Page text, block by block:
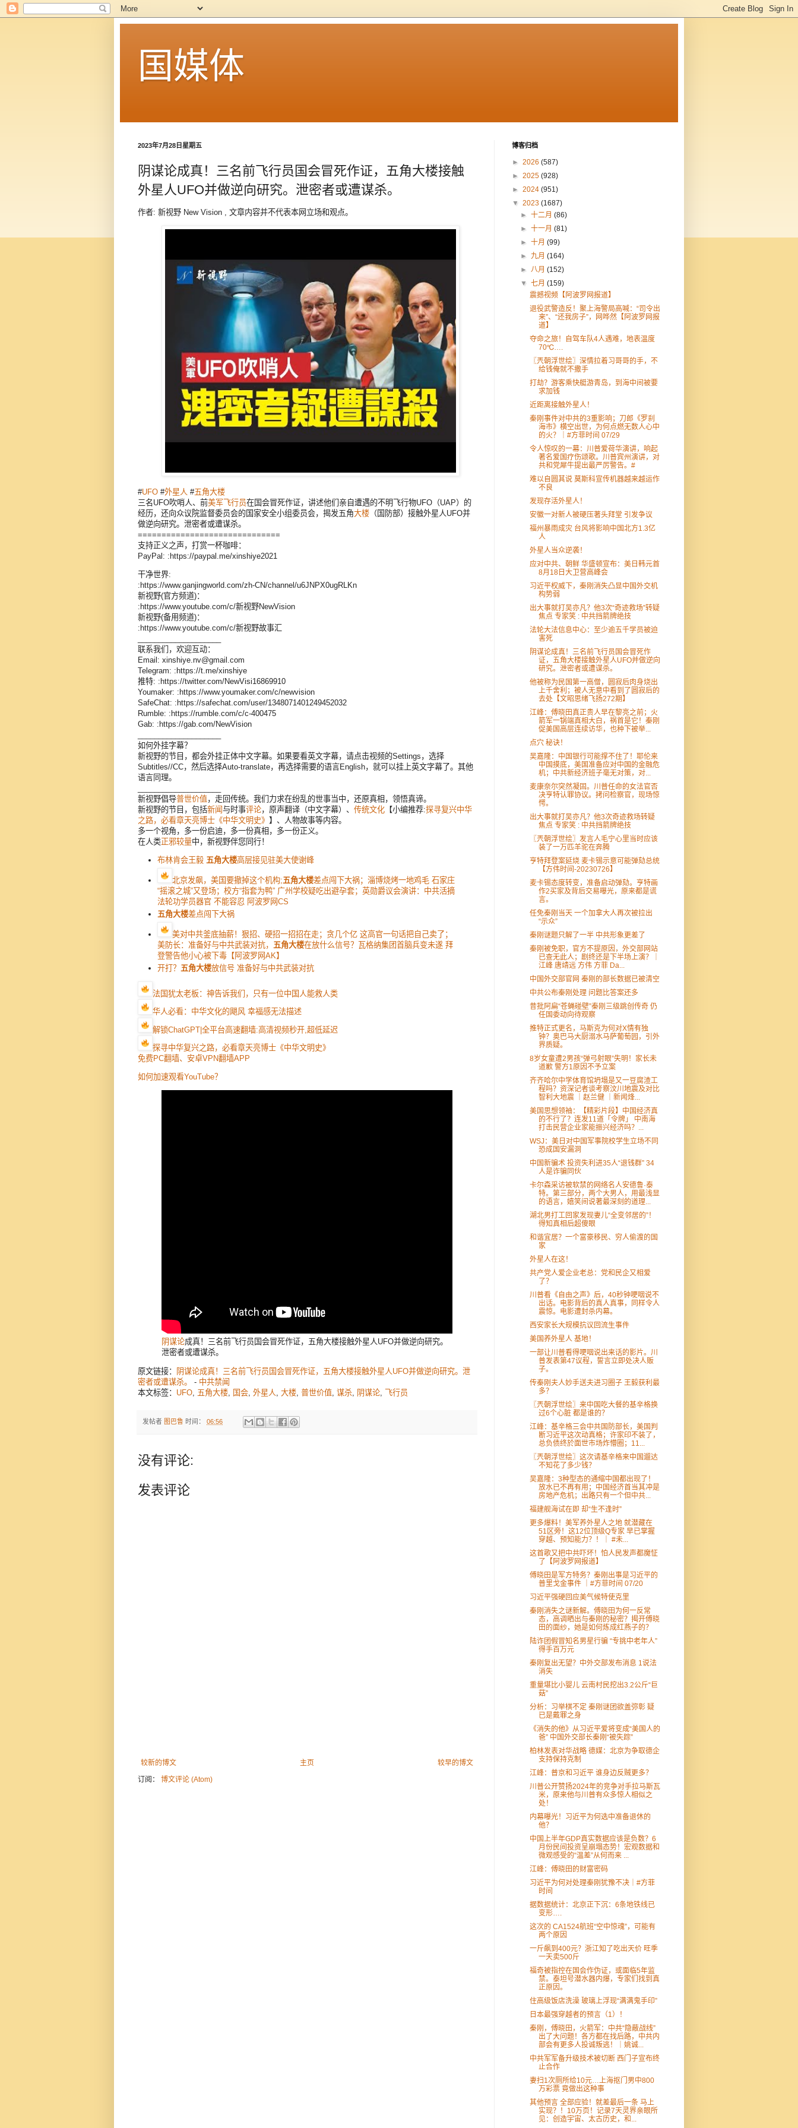
国媒体
2023年7月28日星期五
阴谋论成真！三名前飞行员国会冒死作证，五角大楼接触
外星人UFO并做逆向研究。泄密者或遭谋杀。
作者: 新视野 New Vision , 文章内容并不代表本网立场和观点。
#UFO #外星人 #五角大楼
三名UFO吹哨人、前美军 飞行员在国会冒死作证，讲述他们亲自遭遇的不明飞行物UFO（UAP）的
经历，还向众议院监督委员会的国家安全小组委员会，揭发五角大楼 （国防部）接触外星人UFO并
做逆向研究。泄密者或遭谋杀。
==============================
支持正义之声，打赏一杯咖啡：
PayPal: :https://paypal.me/xinshiye2021
干净世界:
:https://www.ganjingworld.com/zh-CN/channel/u6JNPX0ugRLKn
新视野(官方频道)：
:https://www.youtube.com/c/新视野NewVision
新视野(备用频道)：
:https://www.youtube.com/c/新视野故事汇
联系我们，欢迎互动：
Email: xinshiye.nv@gmail.com
Telegram: :https://t.me/xinshiye
推特: :https://twitter.com/NewVisi16869910
Youmaker: :https://www.youmaker.com/c/newvision
SafeChat: :https://safechat.com/user/1348071401249452032
Rumble: :https://rumble.com/c/c-400475
Gab: :https://gab.com/NewVision
如何外挂字幕？
新视野的节目，都会外挂正体中文字幕。如果要看英文字幕，请点击视频的Settings，选择
Subtitles//CC，然后选择Auto-translate，再选择需要的语言English，就可以挂上英文字幕了。其他
语言同理。
新视野倡导普世价值，走回传统。我们力求在纷乱的世事当中，还原真相，领悟真谛。
新视野的节目，包括新闻与时事评论，原声翻译（中文字幕）、 传统文化 【小编推荐:探寻复兴中华
之路，必看章天亮博士《中华文明史》 】、人物故事等内容。
多一个视角，多一份启迪，多一份真相，多一份正义。
在人类正邪较量中，新视野伴您同行！
布林肯会王毅 五角大楼高层接见驻美大使谢峰
北京发飙，美国要撤掉这个机构;五角大楼差点闯下大祸；淄博烧烤一地鸡毛 石家庄
“摇滚之城”又登场；校方“指套为鸭” 广州学校疑吃出避孕套；英勋爵议会演讲：中共活摘
法轮功学员器官 不能容忍 阿波罗网CS
五角大楼差点闯下大祸
美对中共釜底抽薪！狠招、硬招一招招在走；贪几个亿 这高官一句话把自己卖了；
美防长：准备好与中共武装对抗， 五角大楼在放什么信号？瓦格纳集团首脑兵变未遂 拜
登警告他小心被下毒【阿波罗网AK】
开打？ 五角大楼放信号 准备好与中共武装对抗
法国犹太老板：神告诉我们，只有一位中国人能救人类
华人必看：中华文化的飓风 幸福感无法描述
解锁ChatGPT|全平台高速翻墙:高清视频秒开,超低延迟
探寻中华复兴之路，必看章天亮博士《中华文明史》
免费PC翻墙、安卓VPN翻墙APP
如何加速观看YouTube？
阴谋论成真！三名前飞行员国会冒死作证，五角大楼接触外星人UFO并做逆向研究。
泄密者或遭谋杀。
原文链接：
阴谋论成真！三名前飞行员国会冒死作证，五角大楼接触外星人UFO并做逆向研究。泄
密者或遭谋杀。
- 中共禁闻
本文标签： UFO 五角大楼 国会 外星人 大楼 普世价值 谋杀 阴谋论 飞行员
发帖者 图巴鲁 时间： 06:56
没有评论:
发表评论
较新的博文 较早的博文
主页
订阅： 博文评论 (Atom)
博客归档
► 2026 (587)
► 2025 (928)
► 2024 (951)
▼ 2023 (1687)
►十二月(86)
►十一月(81)
►十月(99)
► 九月(164)
►八月(152)
▼七月(159)
震撼视频【阿波罗网报道】
退役武警造反！聚上海警局高喊：“司令出
来”、“还我房子”，网哗然【阿波罗网报
道】
夺命之旅！自驾车队4人遇难，地表温度
70℃….
〖兲朝浮世绘〗深情拉着习哥哥的手，不
给钱俺就不撒手
打劫？游客乘快艇游青岛，到海中间被要
求加钱
近距离接触外星人！
秦刚事件对中共的3重影响；刀郎《罗刹
海市》横空出世，为何点燃无数人心中
的火？｜#方菲时间 07/29
令人惊叹的一幕：川普爱荷华演讲，响起
著名爱国疗伤颂歌。川普宾州演讲，对
共和党犀牛提出最严厉警告。#
难以自圆其说 莫斯科宣传机器越来越运作
不良
发现存活外星人！
安徽一对新人被硬压著头拜堂 引发争议
福州暴雨成灾 台风将影响中国北方1.3亿
人
外星人当众逆袭！
应对中共、朝鲜 华盛顿宣布：美日韩元首
8月18日大卫营高峰会
习近平权威下，秦刚消失凸显中国外交机
构势弱
出大事就打吴亦凡？他3次“奇迹救场”转疑
焦点 专家笑 : 中共挡箭牌绝技
法轮大法信息中心：至少逾五千学员被迫
害死
阴谋论成真！三名前飞行员国会冒死作
证，五角大楼接触外星人UFO并做逆向
研究。泄密者或遭谋杀。
他被称为民国第一高僧，圆寂后肉身烧出
上千舍利；被人无意中看到了圆寂后的
去处【文昭思绪飞扬272期】
江峰：傅晓田真正贵人早在黎亮之前；火
箭军一锅端真相大白，祸首是它！秦刚
促美国高层连续访华，也种下被举...
点穴 秘诀！
吴嘉隆：中国银行可能撑不住了！耶伦来
中国摸底，美国准备应对中国的金融危
机；中共新经济班子毫无对策，对...
麦康奈尔突然凝固。川普任命的女法官否
决亨特认罪协议。拷问检察官，现场惊
愕。
出大事就打吴亦凡？他3次奇迹救场转疑
焦点 专家笑 : 中共挡箭牌绝技
〖兲朝浮世绘〗发言人毛宁心里当时应该
装了一万匹羊驼在奔腾
亨特拜登案延烧 麦卡锡示意可能弹劾总统
【方伟时间-20230726】
麦卡锡态度转变，准备启动弹劾。亨特画
作2买家及背后交易曝光，原来都是谎
言。
任免秦刚当天 一个加拿大人再次被拉出
“示众”
秦刚谜题只解了一半 中共形象更差了
秦刚被免职，官方不提原因，外交部网站
已查无此人；剧终还是下半场上演？｜
江峰 唐靖远 方伟 方菲 Da...
中国外交部官网 秦刚的部长数据已被清空
中共公布秦刚处理 问题比答案还多
昔批阿扁“苍蝇碰壁”秦刚三级跳创传奇 仍
任国委动向待观察
推特正式更名，马斯克为何对X情有独
钟？奥巴马大厨溺水马萨葡萄园，引外
界质疑。
8岁女童遭2男孩“弹弓射眼”失明！家长未
道歉 警方1原因不予立案
齐齐哈尔中学体育馆坍塌是又一豆腐渣工
程吗？资深记者谈考察汶川地震及对比
智利大地震 ｜赵兰健 ｜新闻烽...
美国思想领袖：【精彩片段】中国经济真
的不行了？连发11道「令牌」 中南海
打击民营企业家能振兴经济吗？...
WSJ：美日对中国军事院校学生立场不同
恐成国安漏洞
中国新骗术 投资失利进35人“退钱群” 34
人是诈骗同伙
卡尔森采访被软禁的网络名人安德鲁·泰
特。第三部分，两个大男人，用最浅显
的语言，嬉笑间说著最深刻的道理...
湖北男打工回家发现妻儿“全变邻居的”！
得知真相后超傻眼
和谐宜居？一个富豪移民、穷人偷渡的国
家
外星人在这！
共产党人爱企业老总：党和民企又相爱
了？
川普看《自由之声》后，40秒钟哽咽说不
出话。电影背后的真人真事，同样令人
震惊。电影遭封杀内幕。
西安家长大规模抗议回流生事件
美国养外星人 基地！
一部让川普看得哽咽说出来话的影片。川
普发表第47议程，誓言立即处决人贩
子。
传秦刚夫人妙手送夫进习圈子 王毅获利最
多？
〖兲朝浮世绘〗来中国吃大餐的基辛格换
过6个心脏 都是谁的？
江峰：基辛格三会中共国防部长，美国判
断习近平这次动真格；许家印不装了，
总负债终於面世市场炸懵圈；11...
〖兲朝浮世绘〗这次请基辛格来中国遛达
不知花了多少钱？
吴嘉隆：3种型态的通缩中国都出现了！
放水已不再有用；中国经济首当其冲是
房地产危机；出路只有一个但中共...
福建舰海试在即 却“生不逢时”
更多爆料！美军养外星人之地 就潜藏在
51区旁！这12位顶级Q专家 早已掌握
穿越、预知能力？！｜ #未...
这首歌又把中共吓坏！怕人民发声都魔怔
了【阿波罗网报道】
傅晓田是军方特务？秦刚出事是习近平的
普里戈金事件 ｜#方菲时间 07/20
习近平强硬回应美气候特使克里
秦刚消失之谜新解。傅晓田为何一反常
态，高调晒出与秦刚的秘密？揭开傅晓
田的面纱，她是如何炼成红燕子的？
陆诈团假冒知名男星行骗 “专挑中老年人”
得手百万元
秦刚复出无望？中外交部发布消息 1说法
消失
重量堪比小婴儿 云南村民挖出3.2公斤“巨
菇”
分析：习举棋不定 秦刚谜团欲盖弥彰 疑
已是戴罪之身
《消失的他》从习近平爱将变成“美国人的
爸” 中国外交部长秦刚“被失踪”
柏林发表对华战略 德媒：北京为争取德企
支持保持克制
江峰：普京和习近平 谁身边反贼更多？
川普公开赞扬2024年的竞争对手拉马斯瓦
米，原来他与川普有众多惊人相似之
处！
内幕曝光！习近平为何选中准备退休的
他？
中国上半年GDP真实数据应该是负数？6
月份民间投资呈崩塌态势！宏观数据和
微观感受的“温差”从何而来 ...
江峰：傅晓田的财富密码
习近平为何对处理秦刚犹豫不决｜#方菲
时间
据数据统计：北京正下沉：6条地铁线已
变形….
这次的 CA1524航班“空中惊魂”，可能有
两个原因
一斤飙到400元？浙江知了吃出天价 旺季
一天卖500斤
福奇被指控在国会作伪证，或面临5年监
禁。泰坦号潜水器内爆，专家们找到真
正原因。
住高级饭店洗澡 玻璃上浮现“满满鬼手印”
日本最强穿越者的预言（1）！
秦刚，傅晓田，火箭军：中共“隐蔽战线”
出了大问题！各方都在找后路，中共内
部会有更多人投诚叛逃！｜姚诚...
中共军军备升级技术被切断 西门子宣布终
止合作
妻扫1次厕所给10元…上海抠门男中800
万彩票 竟做出这种事
其他预言 全部应验！就差最后一条 马上
实现？！10万页！记录7天灵界亲眼所
见：创造宇宙、太古历史，和...